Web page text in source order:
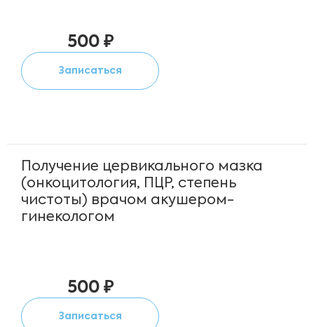
500 ₽
Записаться
Получение цервикального мазка
(онкоцитология, ПЦР, степень
чистоты) врачом акушером-
гинекологом
500 ₽
Записаться